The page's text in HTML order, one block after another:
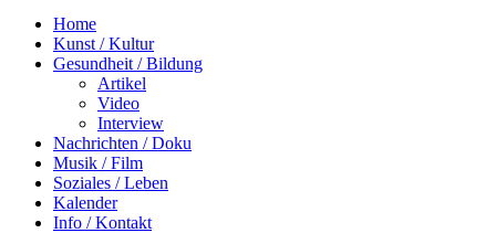
Home
Kunst / Kultur
Gesundheit / Bildung
Artikel
Video
Interview
Nachrichten / Doku
Musik / Film
Soziales / Leben
Kalender
Info / Kontakt